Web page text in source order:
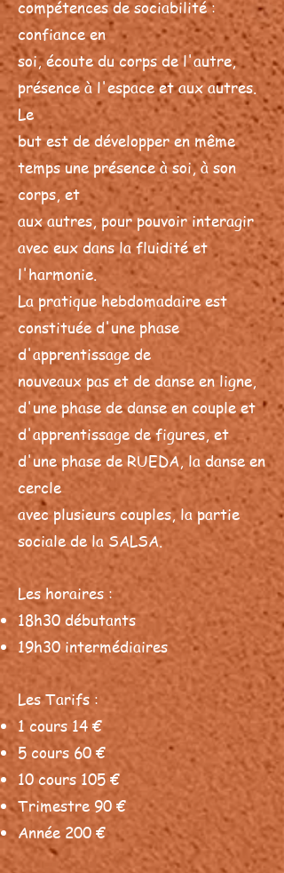
compétences de sociabilité :
confiance en
soi, écoute du corps de l'autre,
présence à l'espace et aux autres.
Le
but est de développer en même
temps une présence à soi, à son
corps, et
aux autres, pour pouvoir interagir
avec eux dans la fluidité et
l'harmonie.
La pratique hebdomadaire est
constituée d'une phase
d'apprentissage de
nouveaux pas et de danse en ligne,
d'une phase de danse en couple et
d'apprentissage de figures, et
d'une phase de RUEDA, la danse en
cercle
avec plusieurs couples, la partie
sociale de la SALSA.
Les horaires :
18h30 débutants
19h30 intermédiaires
Les Tarifs :
1 cours 14 €
5 cours 60 €
10 cours 105 €
Trimestre 90 €
Année 200 €